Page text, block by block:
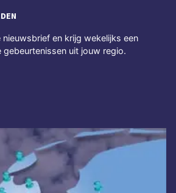
en krijg wekelijks een
gebeurtenissen uit jouw regio.